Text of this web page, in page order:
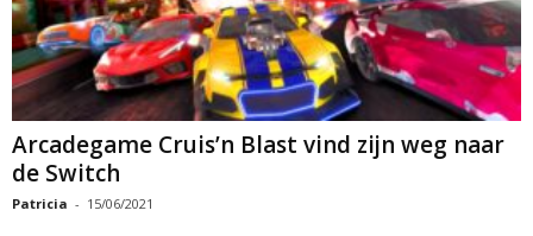
Arcadegame Cruis’n Blast vind zijn weg naar
de Switch
Patricia - 15/06/2021